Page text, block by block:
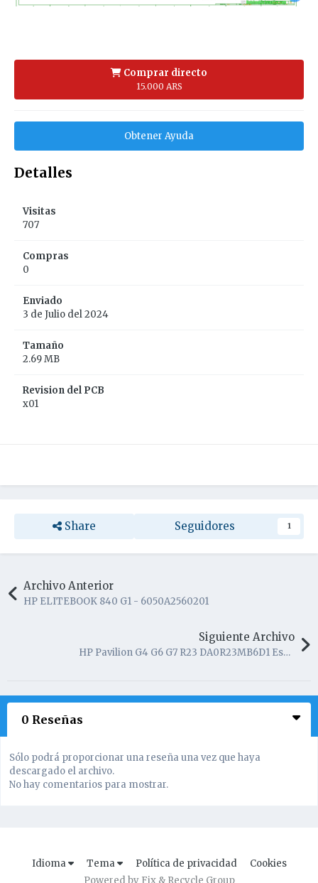
Comprar directo
15.000 ARS
Obtener Ayuda
Detalles
Visitas
707
Compras
0
Enviado
3 de Julio del 2024
Tamaño
2.69 MB
Revision del PCB
x01
Share Seguidores 1
Archivo Anterior
HP ELITEBOOK 840 G1 - 6050A2560201
Siguiente Archivo
HP Pavilion G4 G6 G7 R23 DA0R23MB6D1 Esquemático y Boardview
0 Reseñas
Sólo podrá proporcionar una reseña una vez que haya
descargado el archivo.
No hay comentarios para mostrar.
Idioma Tema Política de privacidad
Cookies
Powered by Fix & Recycle Group